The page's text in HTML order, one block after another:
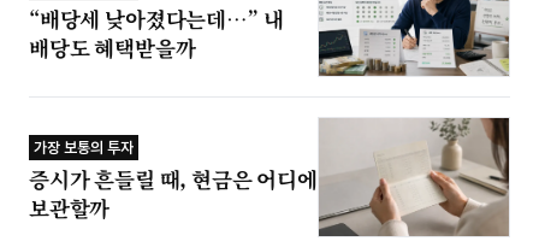
“배당세 낮아졌다는데…” 내
배당도 혜택받을까
가장 보통의 투자
증시가 흔들릴 때, 현금은 어디에
보관할까